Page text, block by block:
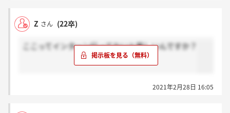
Z さん (22卒)
ここってインターン行ってないと厳しいんですか？
2021年2月28日 16:05